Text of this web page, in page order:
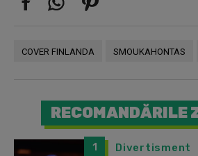
COVER FINLANDA SMOUKAHONTAS
RECOMANDĂRILE
1 Divertisment